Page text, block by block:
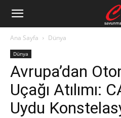
Ana Sayfa Dünya
Dünya
Avrupa’dan
Uçağı Atılımı:
Uydu